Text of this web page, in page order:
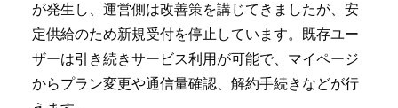
が発生し、運営側は改善策を講じてきましたが、安
定供給のため新規受付を停止しています。既存ユー
ザーは引き続きサービス利用が可能で、マイページ
からプラン変更や通信量確認、解約手続きなどが行